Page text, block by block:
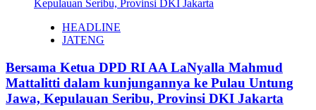
HEADLINE
JATENG
Bersama Ketua DPD RI AA LaNyalla Mahmud
Mattalitti dalam kunjungannya ke Pulau Untung
Jawa, Kepulauan Seribu, Provinsi DKI Jakarta